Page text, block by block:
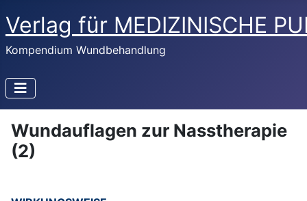
Verlag für MEDIZINISCHE
Kompendium Wundbehandlung
Wundauflagen zur Nasstherapie
(2)